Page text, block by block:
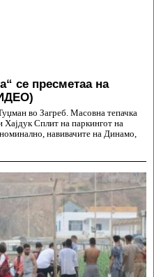
се пресметаа на
во Загреб. Масовна тепачка
Хајдук Сплит на паркингот на
навивачите на Динамо,